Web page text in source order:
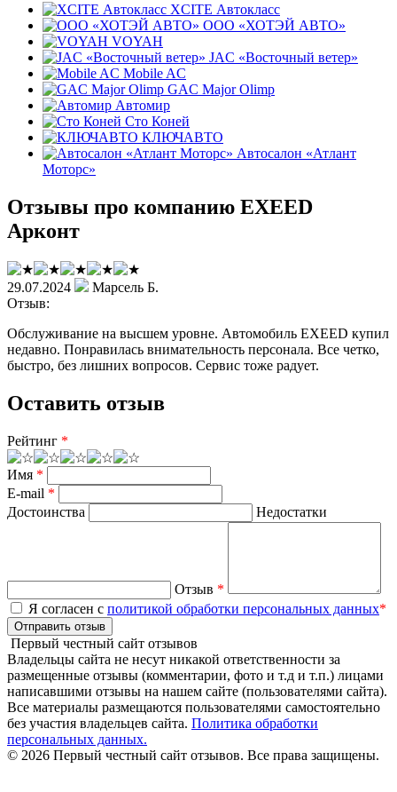
XCITE Автокласс
ООО «ХОТЭЙ АВТО»
VOYAH
JAC «Восточный ветер»
Mobile AC
GAC Major Olimp
Автомир
Сто Коней
КЛЮЧАВТО
Автосалон «Атлант
Моторс»
Отзывы про компанию EXEED
Арконт
29.07.2024
Марсель Б.
Отзыв:
Обслуживание на высшем уровне. Автомобиль EXEED купил
недавно. Понравилась внимательность персонала. Все четко,
быстро, без лишних вопросов. Сервис тоже радует.
Оставить отзыв
Рейтинг *
Имя *
E-mail *
Достоинства
Недостатки
Отзыв *
Я согласен с политикой обработки персональных данных*
Отправить отзыв
Первый честный сайт отзывов
Владельцы сайта не несут никакой ответственности за
размещенные отзывы (комментарии, фото и т.д и т.п.) лицами
написавшими отзывы на нашем сайте (пользователями сайта).
Все материалы размещаются пользователями самостоятельно
без участия владельцев сайта. Политика обработки
персональных данных.
© 2026 Первый честный сайт отзывов. Все права защищены.